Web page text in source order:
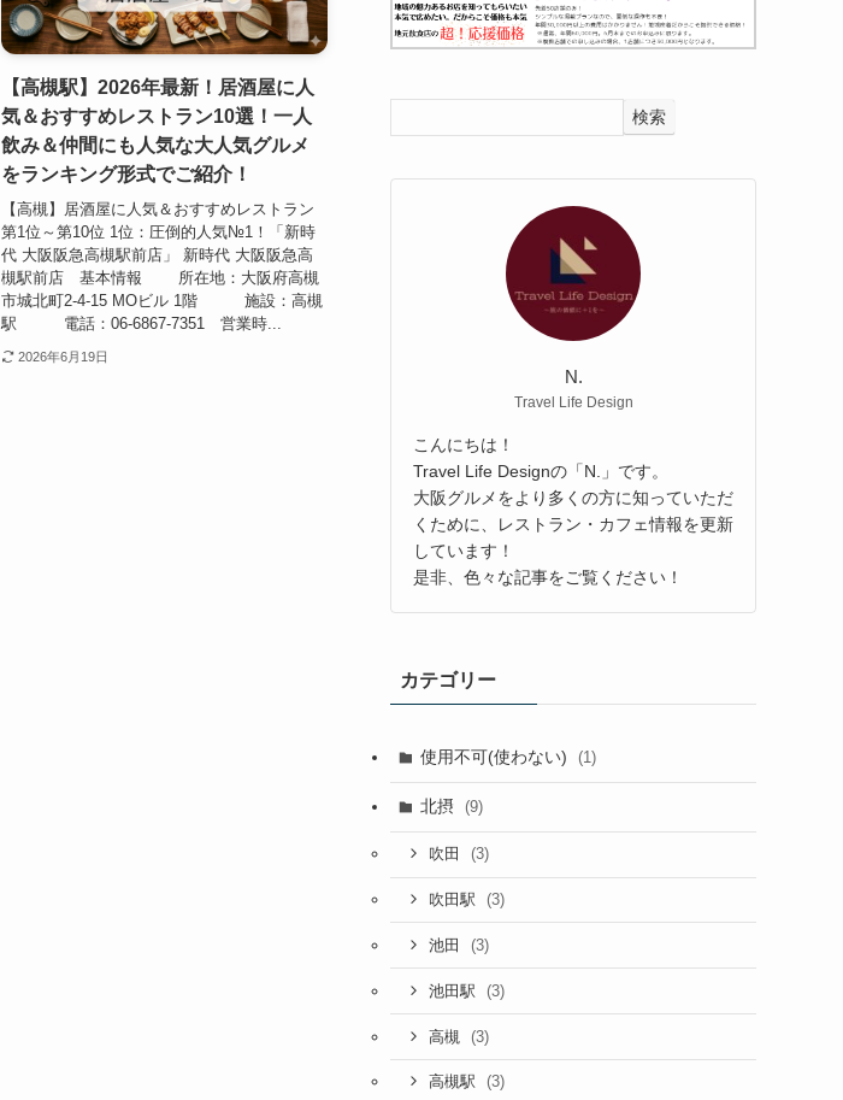
【高槻駅】2026年最新！居酒屋に人
気＆おすすめレストラン10選！一人
飲み＆仲間にも人気な大人気グルメ
をランキング形式でご紹介！
【高槻】居酒屋に人気＆おすすめレストラン
第1位～第10位 1位：圧倒的人気№1！「新時
代 大阪阪急高槻駅前店」 新時代 大阪阪急高
槻駅前店 基本情報 所在地：大阪府高槻
市城北町2-4-15 MOビル 1階 施設：高槻
駅 電話：06-6867-7351 営業時...
2026年6月19日
検索
N.
Travel Life Design
こんにちは！
Travel Life Designの「N.」です。
大阪グルメをより多くの方に知っていただ
くために、レストラン・カフェ情報を更新
しています！
是非、色々な記事をご覧ください！
カテゴリー
使用不可(使わない) (1)
北摂 (9)
吹田 (3)
吹田駅 (3)
池田 (3)
池田駅 (3)
高槻 (3)
高槻駅 (3)